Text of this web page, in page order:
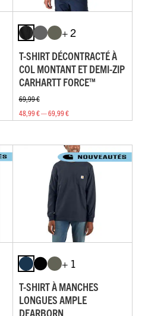
+ 2
T-SHIRT DÉCONTRACTÉ À
COL MONTANT ET DEMI-ZIP
CARHARTT FORCE™
69,99 €
48,99 € — 69,99 €
+ 1
T-SHIRT À MANCHES
LONGUES AMPLE
DEARBORN